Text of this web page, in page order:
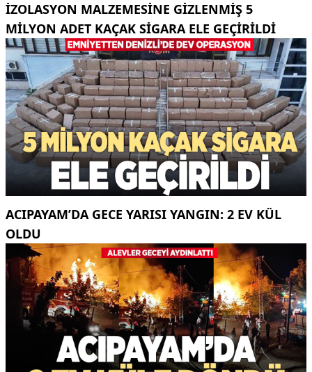
İZOLASYON MALZEMESINE GIZLENMIŞ 5
MILYON ADET KAÇAK SIGARA ELE GEÇIRILDI
ACIPAYAM’DA GECE YARISI YANGIN: 2 EV KÜL
OLDU